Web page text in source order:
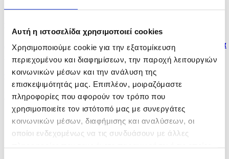
Αυτή η ιστοσελίδα χρησιμοποιεί cookies
Χρησιμοποιούμε cookie για την εξατομίκευση
περιεχομένου και διαφημίσεων, την παροχή λειτουργιών
κοινωνικών μέσων και την ανάλυση της
επισκεψιμότητάς μας. Επιπλέον, μοιραζόμαστε
πληροφορίες που αφορούν τον τρόπο που
χρησιμοποιείτε τον ιστότοπό μας με συνεργάτες
κοινωνικών μέσων, διαφήμισης και αναλύσεων, οι
οποίοι ενδεχομένως να τις συνδυάσουν με άλλες
Δύο νεκροί και έξι τραυματίες από ρωσικά πλήγματα
πριν μία ώρα
Η Αμερικανική Γερουσία ενέκρινε νέες κυρώσεις σε
βάρος...